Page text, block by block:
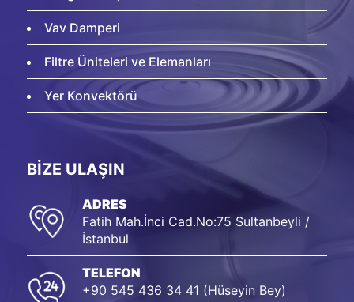
Vav Damperi
Filtre Üniteleri ve Elemanları
Yer Konvektörü
BİZE ULAŞIN
ADRES
Fatih Mah.İnci Cad.No:75 Sultanbeyli /
İstanbul
TELEFON
+90 545 436 34 41 (Hüseyin Bey)